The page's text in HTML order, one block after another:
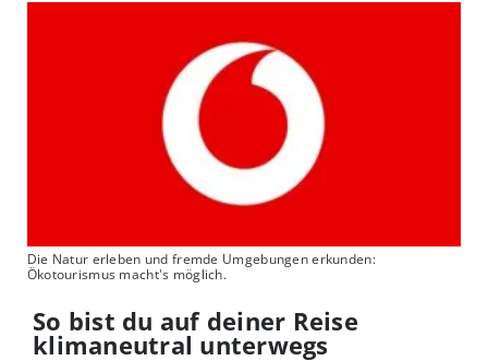
Die Natur erleben und fremde Umgebungen erkunden:
Ökotourismus macht's möglich.
So bist du auf deiner Reise
klimaneutral unterwegs